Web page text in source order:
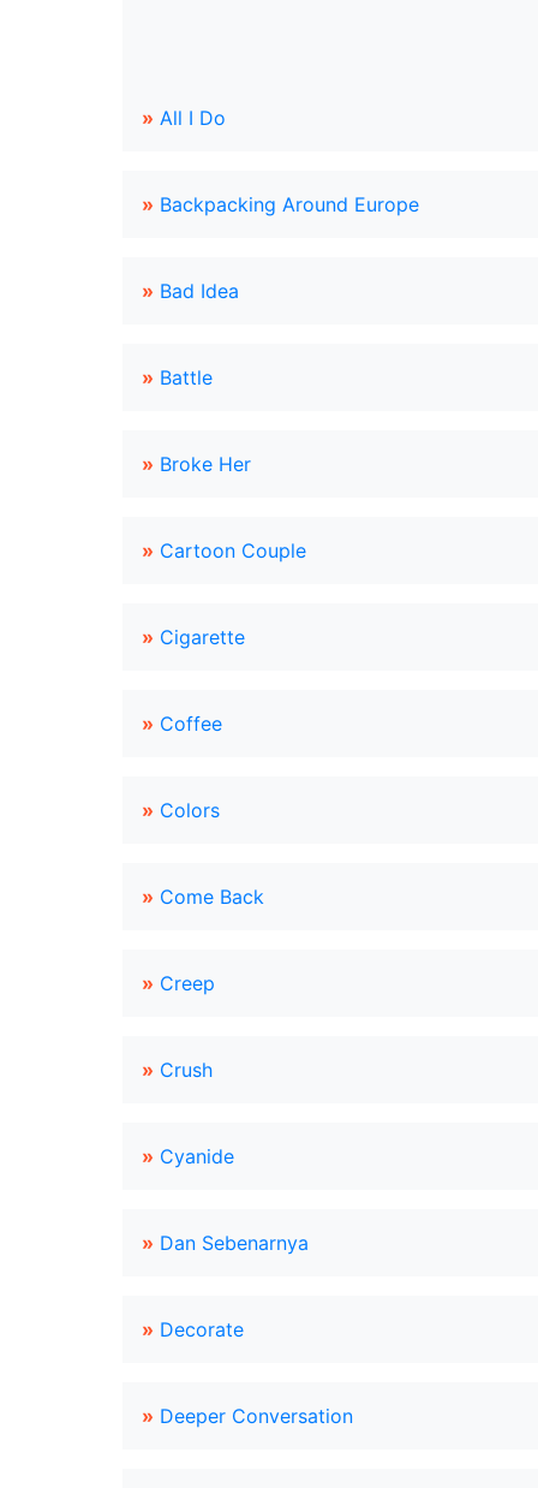
» All I Do
» Backpacking Around Europe
» Bad Idea
» Battle
» Broke Her
» Cartoon Couple
» Cigarette
» Coffee
» Colors
» Come Back
» Creep
» Crush
» Cyanide
» Dan Sebenarnya
» Decorate
» Deeper Conversation